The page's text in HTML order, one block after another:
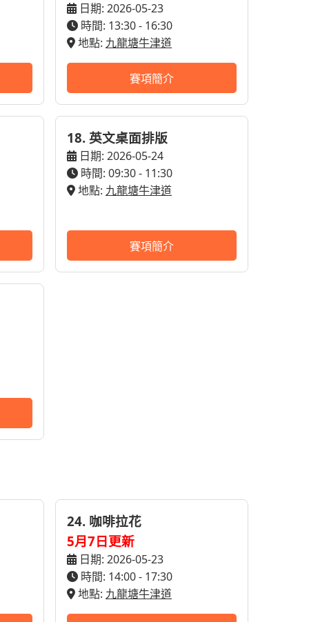
日期: 2026-05-23
時間: 13:30 - 16:30
地點: 九龍塘牛津道
賽項簡介
18. 英文桌面排版
日期: 2026-05-24
時間: 09:30 - 11:30
地點: 九龍塘牛津道
賽項簡介
24. 咖啡拉花
5月7日更新
日期: 2026-05-23
時間: 14:00 - 17:30
地點: 九龍塘牛津道